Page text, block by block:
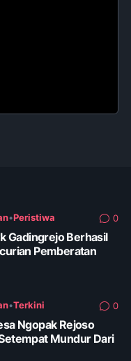
•Peristiwa 0
Gadingrejo Berhasil
Pemberatan
•Terkini 0
Ngopak Rejoso
Mundur Dari